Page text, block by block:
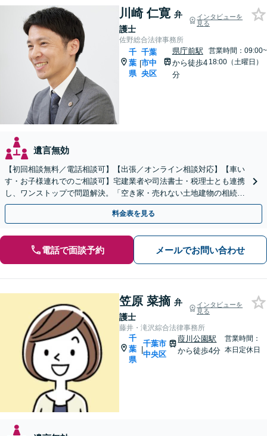
川崎 仁寛 弁
護士
インタビューを
見る
佐野総合法律事務所
千
葉
県
|
千葉
市中
央区
県庁前駅
から徒歩4
分
営業時間：09:00~
18:00（土曜日）
遺言無効
【初回相談無料／電話相談可】【出張／オンライン相談対応】【車い
す・お子様連れでのご相談可】宅建業者や司法書士・税理士とも連携
し、ワンストップで問題解決。「空き家・売れない土地建物の相続／
権利関係が複雑な不動産相続もお任せください」
料金表を見る
電話で面談予約 メールでお問い合わせ
笠原 菜摘 弁
護士
インタビューを
見る
藤井・滝沢綜合法律事務所
千
葉
県
|
千葉市
中央区
葭川公園駅
から徒歩4分
営業時間：
本日定休日